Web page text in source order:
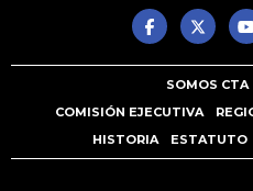
SOMOS CTA
COMISIÓN EJECUTIVA
HISTORIA
ESTATUTO